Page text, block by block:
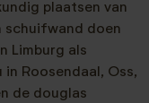
plaatsen van
schuifwand doen
Limburg als
Roosendaal, Oss,
de douglas